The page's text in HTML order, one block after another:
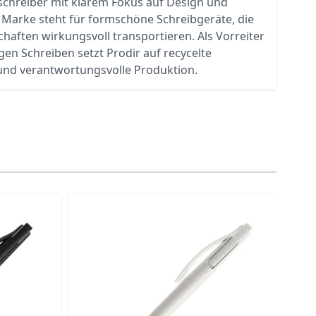
steht für formschöne Schreibgeräte, die
wirkungsvoll transportieren. Als Vorreiter
Schreiben setzt Prodir auf recycelte
verantwortungsvolle Produktion.